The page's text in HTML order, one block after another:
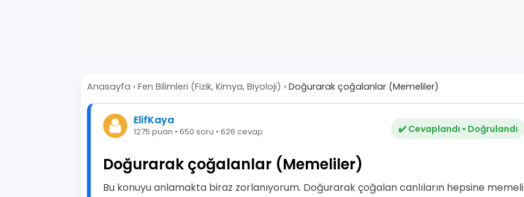
Anasayfa › Fen Bilimleri (Fizik, Kimya, Biyoloji) › Doğurarak çoğalanlar (Memeliler)
ElifKaya
1275 puan • 650 soru • 626 cevap ✔️ Cevaplandı • Doğrulandı
Doğurarak çoğalanlar (Memeliler)
Bu konuyu anlamakta biraz zorlanıyorum. Doğurarak çoğalan canlıların hepsine memeli